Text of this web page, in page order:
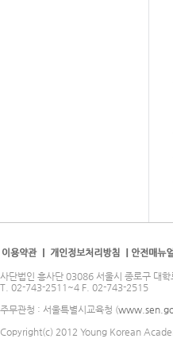
사단법인 흥사단 03086 서울시 종로구 대
T. 02-743-2511~4 F. 02-743-2515
주무관청 : 서울특별시교육청 (
Copyright(c) 2012 Young Korean